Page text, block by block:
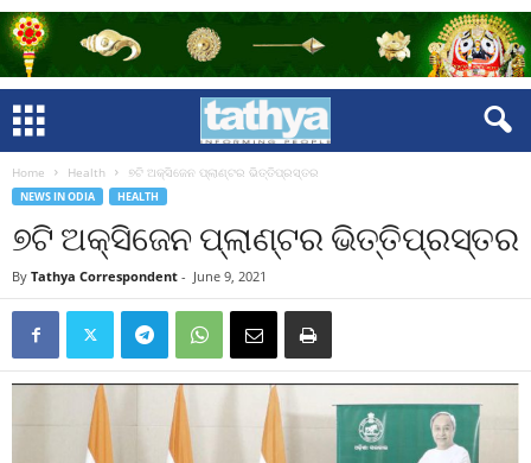
Home Health ୭ଟି ଅକ୍ସିଜେନ ପ୍ଲାଣ୍ଟର ଭିତ୍ତିପ୍ରସ୍ତର
NEWS IN ODIA HEALTH
୭ଟି ଅକ୍ସିଜେନ ପ୍ଲାଣ୍ଟର ଭିତ୍ତିପ୍ରସ୍ତର
By Tathya Correspondent - June 9, 2021